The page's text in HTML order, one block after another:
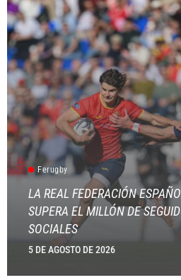
Ferugby
LA REAL FEDERACIÓN
SUPERA EL MILLÓN DE
SOCIALES
5 DE AGOSTO DE 2026